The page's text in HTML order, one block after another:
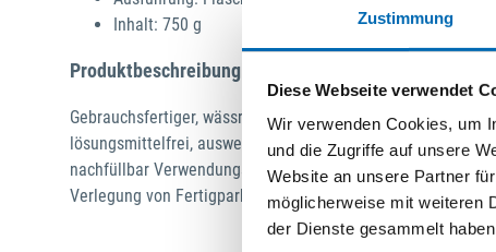
Zustimmung
Diese Webseite verwendet
Wir verwenden Cookies, um
und die Zugriffe auf unsere
Website an unsere Partner
möglicherweise mit weiteren
der Dienste gesammelt
Inhalt: 750 g
Produktbeschreibung
Gebrauchsfertiger, wässriger Dispersionsleim, wasserfest
lösungsmittelfrei, auswechselbare Universalspitze für
nachfüllbar Verwendungszweck: Für die schwimmende
Verlegung von Fertigparkett und Laminatböden.